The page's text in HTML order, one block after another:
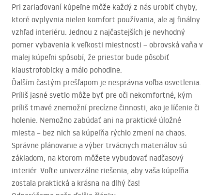
Pri zariaďovaní kúpeľne môže každý z nás urobiť chyby,
ktoré ovplyvnia nielen komfort používania, ale aj finálny
vzhľad interiéru. Jednou z najčastejších je nevhodný
pomer vybavenia k veľkosti miestnosti – obrovská vaňa v
malej kúpeľni spôsobí, že priestor bude pôsobiť
klaustrofobicky a málo pohodlne.
Ďalším častým prešľapom je nesprávna voľba osvetlenia.
Príliš jasné svetlo môže byť pre oči nekomfortné, kým
príliš tmavé znemožní precízne činnosti, ako je líčenie či
holenie. Nemožno zabúdať ani na praktické úložné
miesta – bez nich sa kúpeľňa rýchlo zmení na chaos.
Správne plánovanie a výber trvácnych materiálov sú
základom, na ktorom môžete vybudovať nadčasový
interiér. Voľte univerzálne riešenia, aby vaša kúpeľňa
zostala praktická a krásna na dlhý čas!